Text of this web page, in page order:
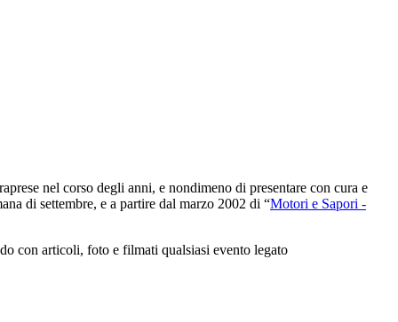
nel corso degli anni, e nondimeno di presentare con cura e
di settembre, e a partire dal marzo 2002 di “Motori e Sapori -
con articoli, foto e filmati qualsiasi evento legato